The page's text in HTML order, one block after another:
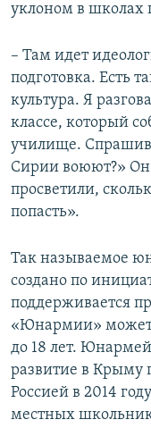
уклоном в школах
– Там идет
подготовка. Есть
культура. Я
классе, который
училище.
Сирии воюют?» Он
просветили,
попасть».
Так называемое
создано по
поддерживается
«Юнармии» может
до 18 лет.
развитие в Крыму
Россией в 2014
местных